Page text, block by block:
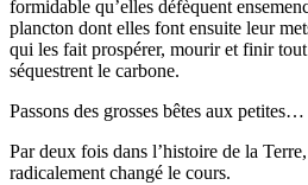
formidable qu’elles défèquent
plancton dont elles font ensuite leur
qui les fait prospérer, mourir et finir
séquestrent le carbone.
Passons des grosses bêtes aux petites…
Par deux fois dans l’histoire de la
radicalement changé le cours.